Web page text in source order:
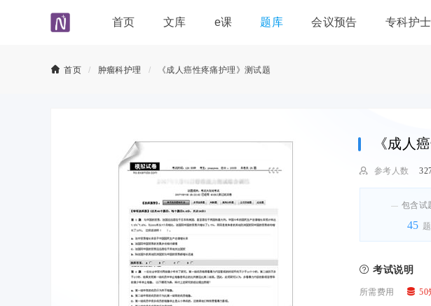
首页 文库 e课 题库 会议预告 专科护
 首页 / 肿瘤科护理 / 《成人癌性疼痛护理》测试题
《成人
 参考人数
包含试
45 题
 考试说明
所需费用  50